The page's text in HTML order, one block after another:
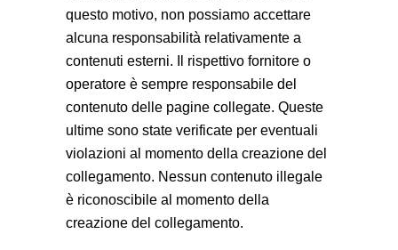
questo motivo, non possiamo accettare
alcuna responsabilità relativamente a
contenuti esterni. Il rispettivo fornitore o
operatore è sempre responsabile del
contenuto delle pagine collegate. Queste
ultime sono state verificate per eventuali
violazioni al momento della creazione del
collegamento. Nessun contenuto illegale
è riconoscibile al momento della
creazione del collegamento.